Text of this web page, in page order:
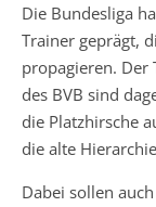
Die Bundesliga
Trainer geprägt,
propagieren. Der
des BVB sind
die Platzhirsche
die alte
Dabei sollen